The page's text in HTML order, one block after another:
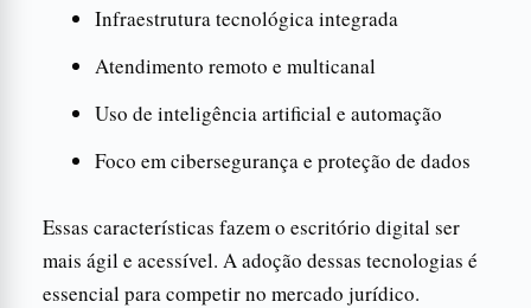
Infraestrutura tecnológica integrada
Atendimento remoto e multicanal
Uso de inteligência artificial e automação
Foco em cibersegurança e proteção de dados
Essas características fazem o escritório digital ser
mais ágil e acessível. A adoção dessas tecnologias é
essencial para competir no mercado jurídico.